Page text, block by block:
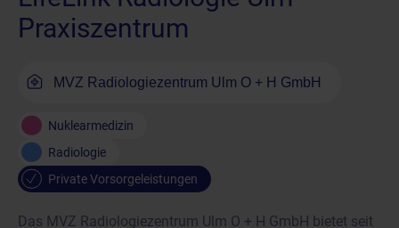
Praxiszentrum
MVZ Radiologiezentrum Ulm O + H GmbH
Nuklearmedizin
Radiologie
Private Vorsorgeleistungen
Das MVZ Radiologiezentrum Ulm O + H GmbH bietet seit